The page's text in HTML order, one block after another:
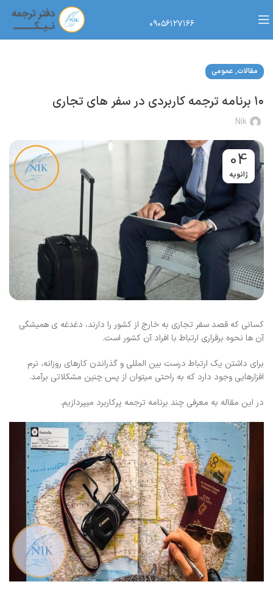
۰۹۰۵۶۱۲۷۱۶۶
مقالات, عمومی
۱۰ برنامه ترجمه کاربردی در سفر های تجاری
Nik
04
ژانویه
کسانی که قصد سفر تجاری به خارج از کشور را دارند، دغدغه ی همیشگی
آن ها نحوه برقراری ارتباط با افراد آن کشور است.
برای داشتن یک ارتباط درست بین المللی و گذراندن کارهای روزانه، نرم
افزارهایی وجود دارد که به راحتی میتوان از پس چنین مشکلاتی برآمد.
در این مقاله به معرفی چند برنامه ترجمه پرکاربرد میپردازیم.